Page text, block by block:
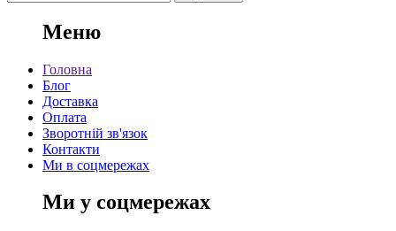
Меню
Головна
Блог
Доставка
Оплата
Зворотній зв'язок
Контакти
Ми в соцмережах
Ми у соцмережах